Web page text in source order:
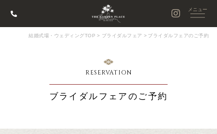
結婚式場・ウェディングTOP > ブライダルフェア > ブライダルフェアのご予約
RESERVATION
ブライダルフェアのご予約